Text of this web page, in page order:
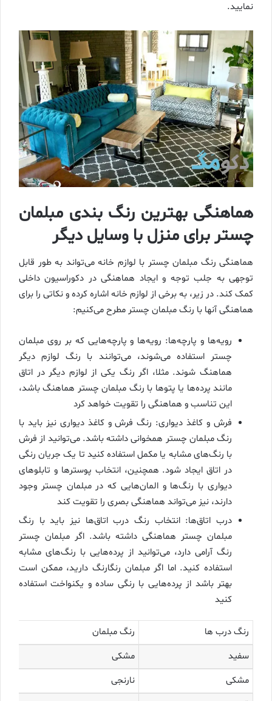
نمایید.
هماهنگی بهترین رنگ بندی مبلمان
چستر برای منزل با وسایل دیگر
هماهنگی رنگ مبلمان چستر با لوازم خانه می‌تواند به طور قابل
توجهی به جلب توجه و ایجاد هماهنگی در دکوراسیون داخلی
کمک کند. در زیر، به برخی از لوازم خانه اشاره کرده و نکاتی را برای
هماهنگی آنها با رنگ مبلمان چستر مطرح می‌کنیم:
رویه‌ها و پارچه‌ها: رویه‌ها و پارچه‌هایی که بر روی مبلمان
چستر استفاده می‌شوند، می‌توانند با رنگ لوازم دیگر
هماهنگ شوند. مثلا، اگر رنگ یکی از لوازم دیگر در اتاق
مانند پرده‌ها یا پتوها با رنگ مبلمان چستر هماهنگ باشد،
این تناسب و هماهنگی را تقویت خواهد کرد
فرش و کاغذ دیواری: رنگ فرش و کاغذ دیواری نیز باید با
رنگ مبلمان چستر همخوانی داشته باشد. می‌توانید از فرش
با رنگ‌های مشابه یا مکمل استفاده کنید تا یک جریان رنگی
در اتاق ایجاد شود. همچنین، انتخاب پوسترها و تابلوهای
دیواری با رنگ‌ها و المان‌هایی که در مبلمان چستر وجود
دارند، نیز می‌تواند هماهنگی بصری را تقویت کند
درب اتاق‌ها: انتخاب رنگ درب اتاق‌ها نیز باید با رنگ
مبلمان چستر هماهنگی داشته باشد. اگر مبلمان چستر
رنگ آرامی دارد، می‌توانید از پرده‌هایی با رنگ‌های مشابه
استفاده کنید. اما اگر مبلمان رنگارنگ دارید، ممکن است
بهتر باشد از پرده‌هایی با رنگی ساده و یکنواخت استفاده
کنید
رنگ درب‌ ها
رنگ مبلمان
سفید
مشکی
مشکی
نارنجی